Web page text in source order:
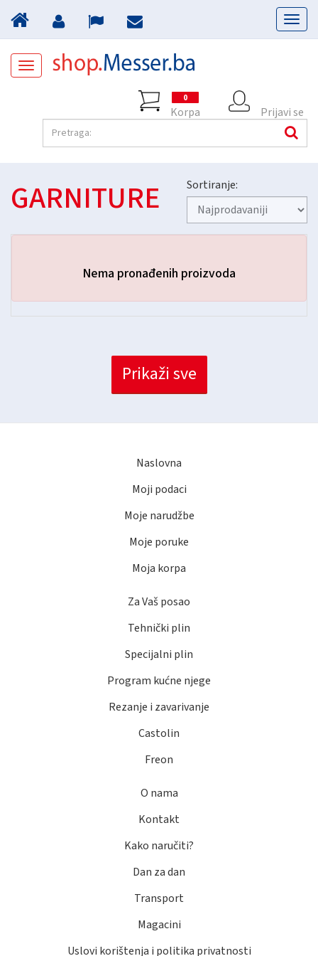
Toggle
navigation
0
Korpa Prijavi se
Sortiranje:
GARNITURE
Nema pronađenih proizvoda
Prikaži sve
Naslovna
Moji podaci
Moje narudžbe
Moje poruke
Moja korpa
Za Vaš posao
Tehnički plin
Specijalni plin
Program kućne njege
Rezanje i zavarivanje
Castolin
Freon
O nama
Kontakt
Kako naručiti?
Dan za dan
Transport
Magacini
Uslovi korištenja i politika privatnosti